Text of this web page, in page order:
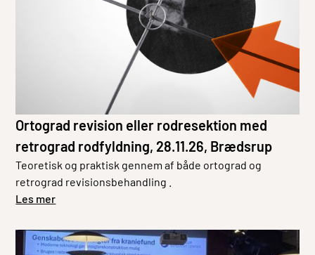
Ortograd revision eller rodresektion med
retrograd rodfyldning, 28.11.26, Brædsrup
Teoretisk og praktisk gennem af både ortograd og
retrograd revisionsbehandling .
Les mer